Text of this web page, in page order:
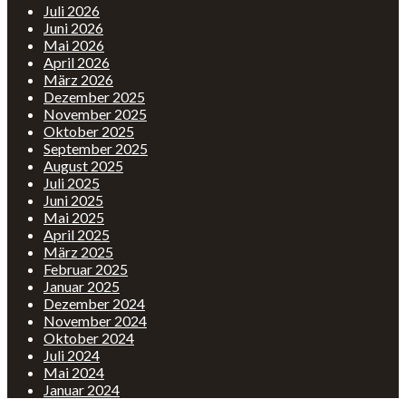
Juli 2026
Juni 2026
Mai 2026
April 2026
März 2026
Dezember 2025
November 2025
Oktober 2025
September 2025
August 2025
Juli 2025
Juni 2025
Mai 2025
April 2025
März 2025
Februar 2025
Januar 2025
Dezember 2024
November 2024
Oktober 2024
Juli 2024
Mai 2024
Januar 2024